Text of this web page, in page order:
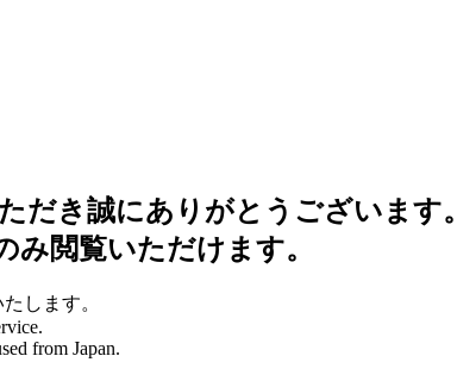
だき誠にありがとうございます。
み閲覧いただけます。
します。
from Japan.